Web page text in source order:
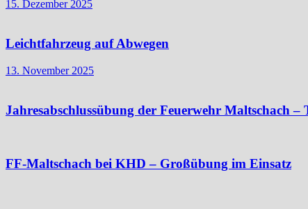
15. Dezember 2025
Leichtfahrzeug auf Abwegen
13. November 2025
Jahresabschlussübung der Feuerwehr Maltschach
FF-Maltschach bei KHD – Großübung im Einsatz